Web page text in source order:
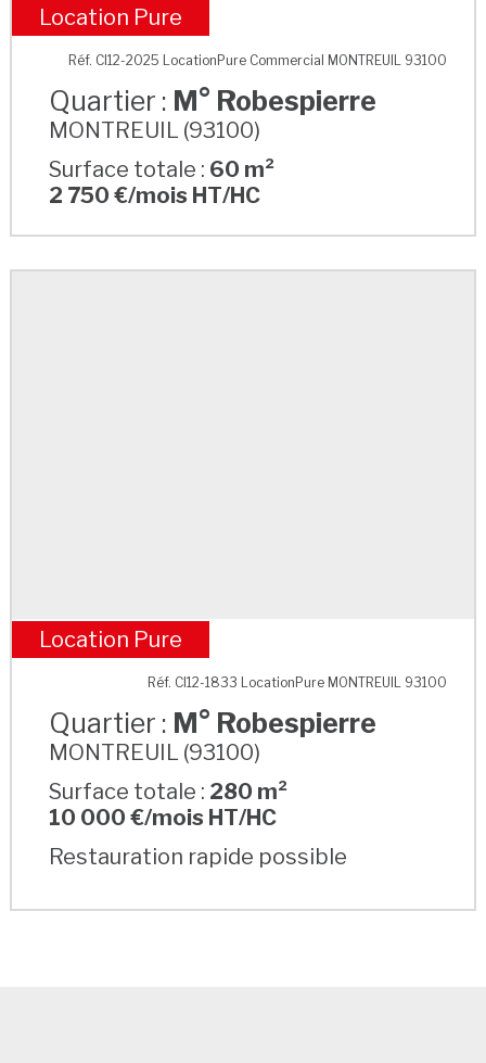
M° Robespierre
Location Pure
Réf. CI12-2025 LocationPure Commercial MONTREUIL 93100
Quartier : M° Robespierre
MONTREUIL (93100)
Surface totale : 60 m²
2 750 €/mois HT/HC
M° Robespierre
Location Pure
Réf. CI12-1833 LocationPure MONTREUIL 93100
Quartier : M° Robespierre
MONTREUIL (93100)
Surface totale : 280 m²
10 000 €/mois HT/HC
Restauration rapide possible